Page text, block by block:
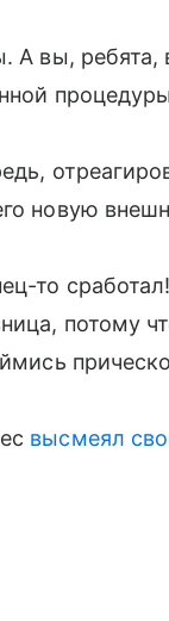
А вы, ребята,
новую
то
потому
высмеял